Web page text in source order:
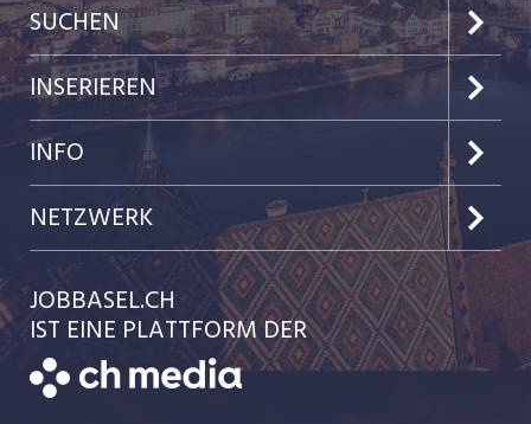
SUCHEN
Jobs im Kanton Basel-Stadt
Jobs im Kanton Baselland
Jobs in der Stadt Basel
Jobs in der Stadt Liestal
Festanstellungen
Temporäre Jobs
INSERIEREN
Preise & Leistungen
Kundenlogin
Einzelinserat disponieren
Schnittstelle
INFO
Team
AGB
Datenschutzerklärung
NETZWERK
jobbern.ch
zentraljob.ch
JOBBASEL.CH
IST EINE PLATTFORM DER